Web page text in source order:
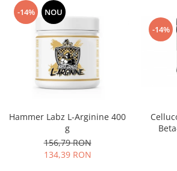
-14% NOU
Hammer Labz L-Arginine 400
g
156,79 RON
134,39 RON
-14%